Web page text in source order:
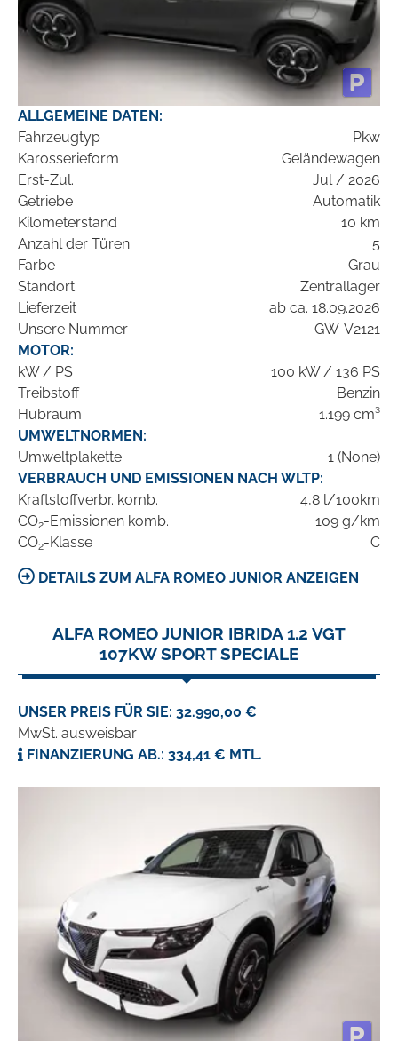
ALLGEMEINE DATEN:
Fahrzeugtyp
Pkw
Karosserieform
Geländewagen
Erst-Zul.
Jul / 2026
Getriebe
Automatik
Kilometerstand
10 km
Anzahl der Türen
5
Farbe
Grau
Standort
Zentrallager
Lieferzeit
ab ca. 18.09.2026
Unsere Nummer
GW-V2121
MOTOR:
kW / PS
100 kW / 136 PS
Treibstoff
Benzin
Hubraum
1.199 cm³
UMWELTNORMEN:
Umweltplakette
1 (None)
VERBRAUCH UND EMISSIONEN NACH WLTP:
Kraftstoffverbr. komb.
4,8 l/100km
CO2-Emissionen komb.
109 g/km
CO2-Klasse C
DETAILS ZUM ALFA ROMEO JUNIOR ANZEIGEN
ALFA ROMEO JUNIOR IBRIDA 1.2 VGT
107KW SPORT SPECIALE
UNSER PREIS FÜR SIE: 32.990,00 €
MwSt. ausweisbar
FINANZIERUNG AB.: 334,41 € MTL.